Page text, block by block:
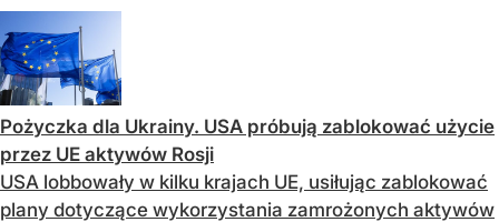
Pożyczka dla Ukrainy. USA próbują zablokować użycie
przez UE aktywów Rosji
USA lobbowały w kilku krajach UE, usiłując zablokować
plany dotyczące wykorzystania zamrożonych aktywów